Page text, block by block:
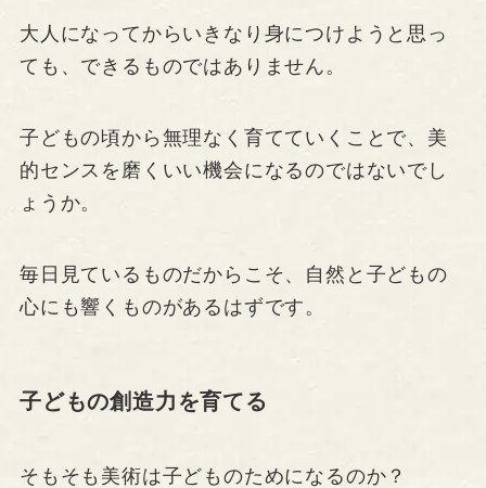
大人になってからいきなり身につけようと思っ
ても、できるものではありません。
子どもの頃から無理なく育てていくことで、美
的センスを磨くいい機会になるのではないでし
ょうか。
毎日見ているものだからこそ、自然と子どもの
心にも響くものがあるはずです。
子どもの創造力を育てる
そもそも美術は子どものためになるのか？